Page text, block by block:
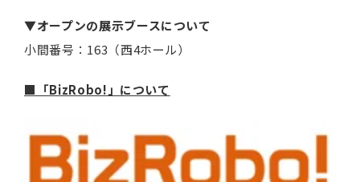
▼オープンの展示ブースについて
小間番号：163（西4ホール）
■「BizRobo!」について